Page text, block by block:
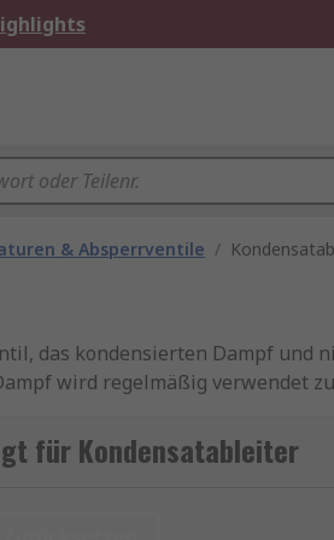
& Absperrventile /
das kondensierten Dampf und
wird regelmäßig verwendet
in der Dichte zwischen Dampf
für Kondensatableiter